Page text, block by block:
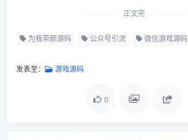
正文完
为我带颜源码 公众号引流 微信游戏源码
发表至： 游戏源码
0